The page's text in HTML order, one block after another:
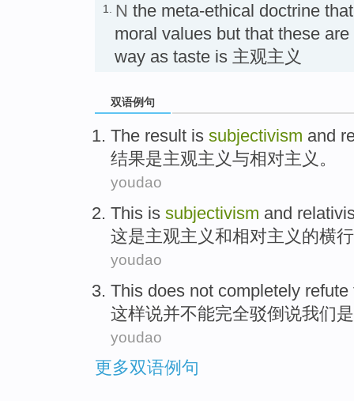
1. N the meta-ethical doctrine
moral values but that these
way as taste is 主观主义
双语例句
The result is subjectivism and
结果是主观主义与相对主义。
youdao
This is subjectivism and
这是主观主义和相对主义的横行
youdao
This does not completely refute
这样说并不能完全驳倒说我们是
youdao
更多双语例句